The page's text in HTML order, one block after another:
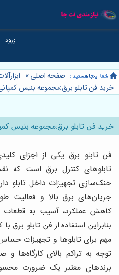
صفحه اصلی »
خرید فن تابلو برق:مجموعه بنیس
خرید فن تابلو برق:مجموعه بنیس
فن تابلو برق یکی از اجزای
تابلوهای کنترل برق است که
خنک‌سازی تجهیزات داخل تابلو
جریان‌های برق بالا و فعالیت
کاهش عملکرد، آسیب به
بنابراین استفاده از فن تابلو برق
مهم برای تابلوها و تجهیزات
توجه به تراکم بالای کارگاه‌ها و
برندهای معتبر یک ضرورت